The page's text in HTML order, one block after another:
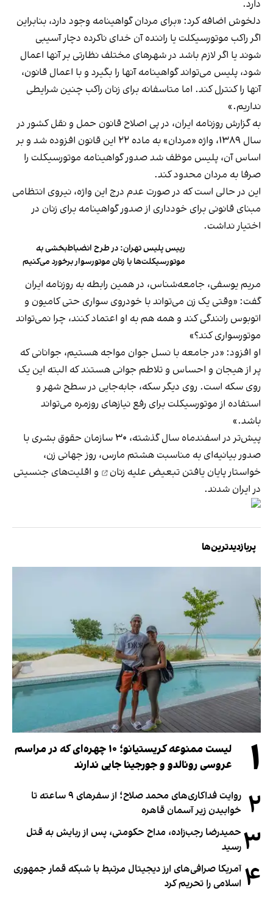
دارد.
دلخوش اضافه کرد: «برای مردان گواهینامه وجود دارد، بنابراین
اگر راکب موتورسیکلت یا راننده آن خدای ناکرده دچار آسیبی
شوند یا اگر لازم باشد در شهرهای مختلف نظارتی بر آنها اعمال
شود، پلیس می‌تواند گواهینامه آنها را بگیرد و با اعمال قانون،
آنها را کنترل کند. اما متاسفانه برای زنان راکب چنین شرایطی
نداریم.»
به گزارش روزنامه ایران، در پی اصلاح قانون حمل‌ و نقل کشور در
سال ۱۳۸۹، واژه «مردان» به ماده ۲۲ این قانون افزوده شد و بر
اساس آن، پلیس موظف شد صدور گواهینامه موتورسیکلت را
صرفا به مردان محدود کند.
این در حالی است که در صورت عدم درج این واژه، نیروی انتظامی
مبنای قانونی برای خودداری از صدور گواهینامه برای زنان در
اختیار نداشت.
رییس پلیس تهران: در طرح انضباط‌بخشی به
موتورسیکلت‌ها با زنان موتورسوار برخورد می‌کنیم
مریم یوسفی، جامعه‌شناس، در همین رابطه به روزنامه ایران
گفت: «وقتی یک زن می‌تواند با خودروی سواری حتی کامیون و
اتوبوس رانندگی کند و همه هم به او اعتماد کنند، چرا نمی‌تواند
موتورسواری کند؟»
او افزود: «در جامعه با نسل جوان مواجه‌ هستیم، جوانانی که
پر از هیجان و احساس و تلاطم جوانی هستند که البته این یک
روی سکه است. روی دیگر سکه، جابه‌جایی در سطح شهر و
استفاده از موتورسیکلت برای رفع نیازهای روزمره می‌تواند
باشد.»
پیش‌تر در اسفندماه سال گذشته، ۳۰ سازمان حقوق بشری با
صدور بیانیه‌ای به مناسبت هشتم مارس، روز جهانی زن،
خواستارپایان یافتن تبعیض علیه زنان
و اقلیت‌های جنسیتی
در ایران شدند.
پربازدیدترین‌ها
۱
لیست ممنوعه کریستیانو؛ ۱۰ چهره‌ای که در مراسم
عروسی رونالدو و جورجینا جایی ندارند
۲
روایت فداکاری‌های محمد صلاح؛ از سفرهای ۹ ساعته تا
خوابیدن زیر آسمان قاهره
۳ حمیدرضا رجب‌زاده، مداح حکومتی، پس از ربایش به قتل
رسید
۴ آمریکا صرافی‌های ارز دیجیتال مرتبط با شبکه قمار جمهوری
اسلامی را تحریم کرد